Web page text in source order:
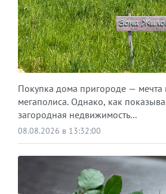
Покупка дома пригороде — мечта
мегаполиса. Однако, как
загородная недвижимость...
08.08.2026 в 13:32:00